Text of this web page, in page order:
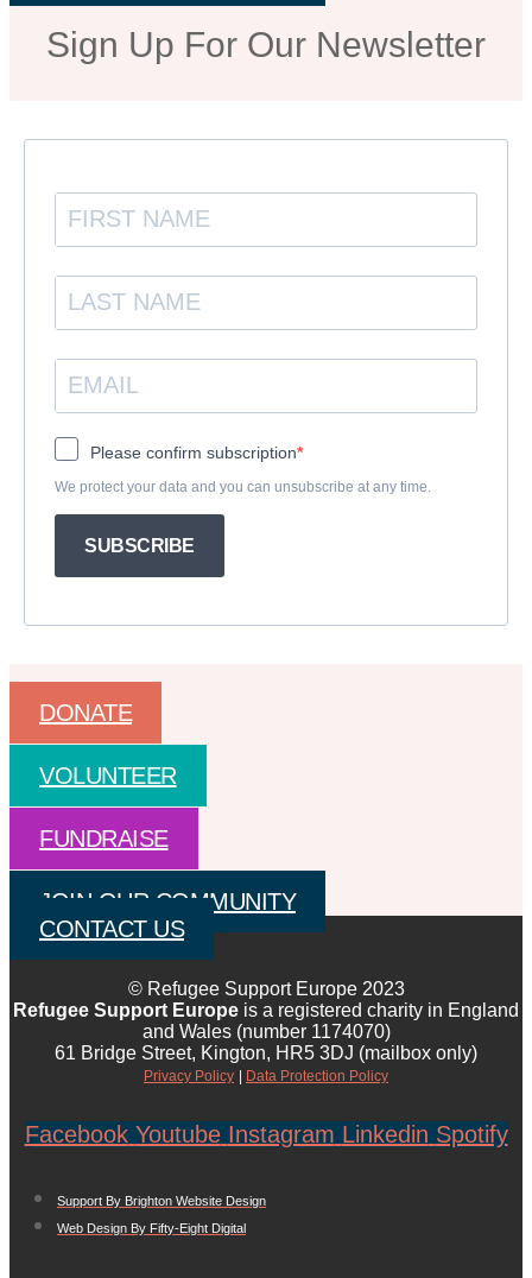
Sign Up For Our Newsletter
Please confirm subscription
We protect your data and you can unsubscribe at any time.
SUBSCRIBE
DONATE
VOLUNTEER
FUNDRAISE
JOIN OUR COMMUNITY
CONTACT US
© Refugee Support Europe 2023
Refugee Support Europe is a registered charity in England
and Wales (number 1174070)
61 Bridge Street, Kington, HR5 3DJ (mailbox only)
Privacy Policy | Data Protection Policy
Facebook Youtube Instagram Linkedin Spotify
Support By Brighton Website Design
Web Design By Fifty-Eight Digital